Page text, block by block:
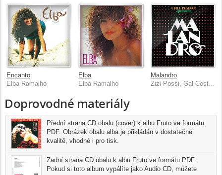
Encanto
Elba Ramalho
Elba
Elba Ramalho
Malandro
Zizi Possi, Gal Costa, Paulinho Da Viola, Elba Ramalho, Latorraca Ney, Bebel
Doprovodné materiály
Přední strana CD obalu (cover) k albu Fruto ve formátu
PDF. Obrázek obalu alba je přikládán v dostatečné
kvalitě, vhodné i pro tisk.
Zadní strana CD obalu k albu Fruto ve formátu PDF.
Pokud si toto album vypálíte jako Audio CD, můžete